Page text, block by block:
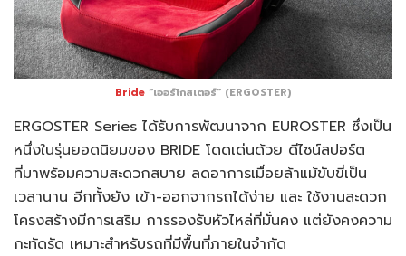
Bride “เออร์โกสเตอร์” (ERGOSTER)
ERGOSTER Series ได้รับการพัฒนาจาก EUROSTER ซึ่งเป็น
หนึ่งในรุ่นยอดนิยมของ BRIDE โดดเด่นด้วย ดีไซน์สปอร์ต
ที่มาพร้อมความสะดวกสบาย ลดอาการเมื่อยล้าแม้ขับขี่เป็น
เวลานาน อีกทั้งยัง เข้า-ออกจากรถได้ง่าย และ ใช้งานสะดวก
โครงสร้างมีการเสริม การรองรับหัวไหล่ที่มั่นคง แต่ยังคงความ
กะทัดรัด เหมาะสำหรับรถที่มีพื้นที่ภายในจำกัด